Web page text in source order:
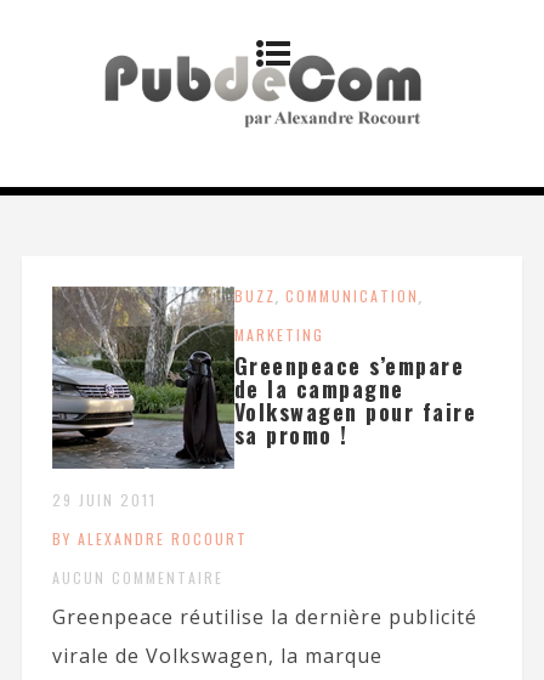
BUZZ, COMMUNICATION,
MARKETING
Greenpeace s’empare
de la campagne
Volkswagen pour faire
sa promo !
29 JUIN 2011
BY ALEXANDRE ROCOURT
AUCUN COMMENTAIRE
Greenpeace réutilise la dernière publicité
virale de Volkswagen, la marque